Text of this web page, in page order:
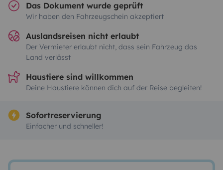
Das Dokument wurde geprüft
Wir haben den Fahrzeugschein akzeptiert
Auslandsreisen nicht erlaubt
Der Vermieter erlaubt nicht, dass sein Fahrzeug das
Land verlässt
Haustiere sind willkommen
Deine Haustiere können dich auf der Reise begleiten!
Sofortreservierung
Einfacher und schneller!